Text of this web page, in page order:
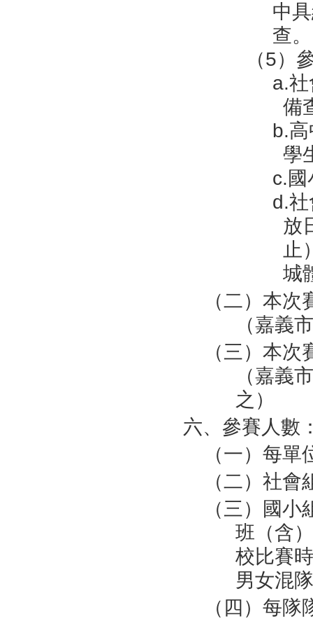
中
查。
（5）
a.
備
b.
學
c.國
d.
放
止
城
（二）本
（嘉義
（三）本
（嘉義
之）
六、參賽人數
（一）每
（二）社
（三）國
班（含
校比賽
男女混
（四）每